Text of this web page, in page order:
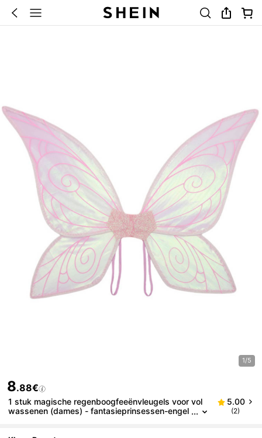
1/5
8.88€
1 stuk magische regenboogfeeënvleugels voor vol
wassenen (dames) - fantasieprinsessen-engel
5.00
(2)